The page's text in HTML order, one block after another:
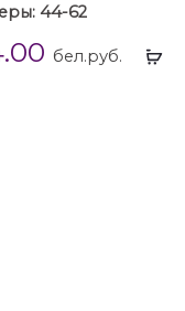
44-62
бел.руб.